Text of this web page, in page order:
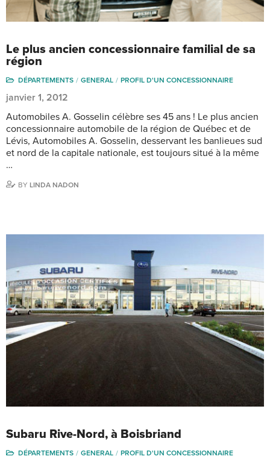
Le plus ancien concessionnaire familial de sa
région
DÉPARTEMENTS GENERAL PROFIL D'UN CONCESSIONNAIRE
janvier 1, 2012
Automobiles A. Gosselin célèbre ses 45 ans ! Le plus ancien
concessionnaire automobile de la région de Québec et de
Lévis, Automobiles A. Gosselin, desservant les banlieues sud
et nord de la capitale nationale, est toujours situé à la même
…
BY LINDA NADON
Subaru Rive-Nord, à Boisbriand
DÉPARTEMENTS GENERAL PROFIL D'UN CONCESSIONNAIRE